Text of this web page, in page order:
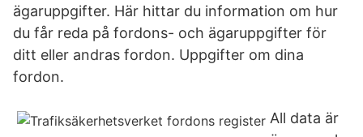
ägaruppgifter. Här hittar du information om hur
du får reda på fordons- och ägaruppgifter för
ditt eller andras fordon. Uppgifter om dina
fordon.
All data är